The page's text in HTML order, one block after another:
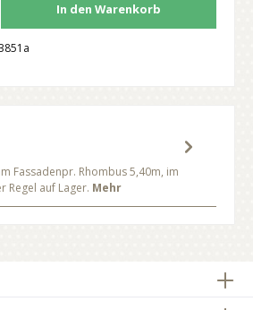
In den Warenkorb
Fassadenpr. Rhombus 5,40m, im
Regel auf Lager. Mehr